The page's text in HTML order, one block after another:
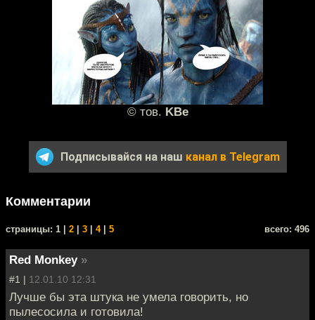
© тов. KBe
Подписывайся на наш канал в Telegram
Комментарии
cтраницы: 1 | 2 3 4| 5 всего: 496
Red Monkey »
#1 | 12.01.10 12:31
Лучше бы эта штука не умела говорить, но
пылесосила и готовила!